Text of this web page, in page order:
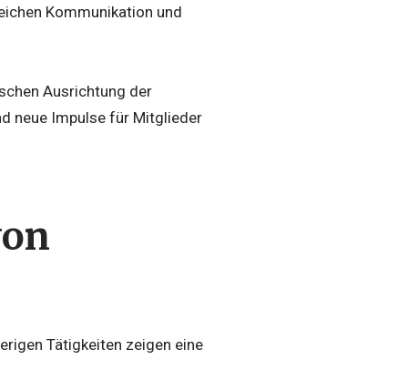
Kommunikation und
Ausrichtung der
neue Impulse für Mitglieder
Tätigkeiten zeigen eine